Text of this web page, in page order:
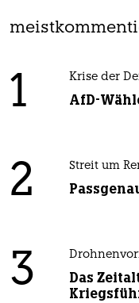
1 Krise der
AfD-
2 Streit um
3
Das